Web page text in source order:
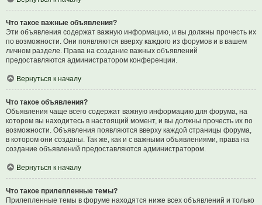
Что такое важные объявления?
Эти объявления содержат важную информацию, и вы должны прочесть их
по возможности. Они появляются вверху каждого из форумов и в вашем
личном разделе. Права на создание важных объявлений
предоставляются администратором конференции.
Вернуться к началу
Что такое объявления?
Объявления чаще всего содержат важную информацию для форума, на
котором вы находитесь в настоящий момент, и вы должны прочесть их по
возможности. Объявления появляются вверху каждой страницы форума,
в котором они созданы. Так же, как и с важными объявлениями, права на
создание объявлений предоставляются администратором.
Вернуться к началу
Что такое прилепленные темы?
Прилепленные темы в форуме находятся ниже всех объявлений и только